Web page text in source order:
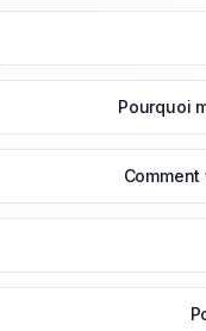
Pourquoi